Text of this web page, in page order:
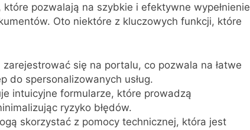
pozwalają na szybkie i efektywne wypełnienie
Oto niektóre z kluczowych funkcji, które
się na portalu, co pozwala na łatwe
do spersonalizowanych usług.
intuicyjne formularze, które prowadzą
ryzyko błędów.
skorzystać z pomocy technicznej, która jest